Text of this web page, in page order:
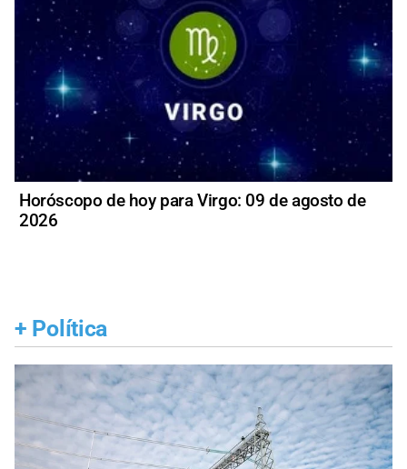
Horóscopo de hoy para Virgo: 09 de agosto de
2026
+ Política